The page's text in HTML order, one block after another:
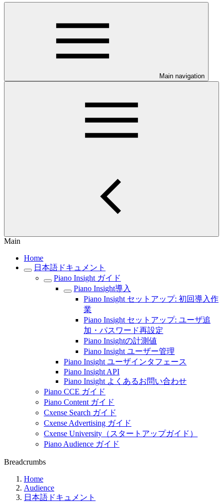
Main navigation
Main
Home
日本語ドキュメント
Piano Insight ガイド
Piano Insight導入
Piano Insight セットアップ: 初回導入作
業
Piano Insight セットアップ: ユーザ追
加・パスワード再設定
Piano Insightの計測値
Piano Insight ユーザー管理
Piano Insight ユーザインタフェース
Piano Insight API
Piano Insight よくあるお問い合わせ
Piano CCE ガイド
Piano Content ガイド
Cxense Search ガイド
Cxense Advertising ガイド
Cxense University（スタートアップガイド）
Piano Audience ガイド
Breadcrumbs
Home
Audience
日本語ドキュメント